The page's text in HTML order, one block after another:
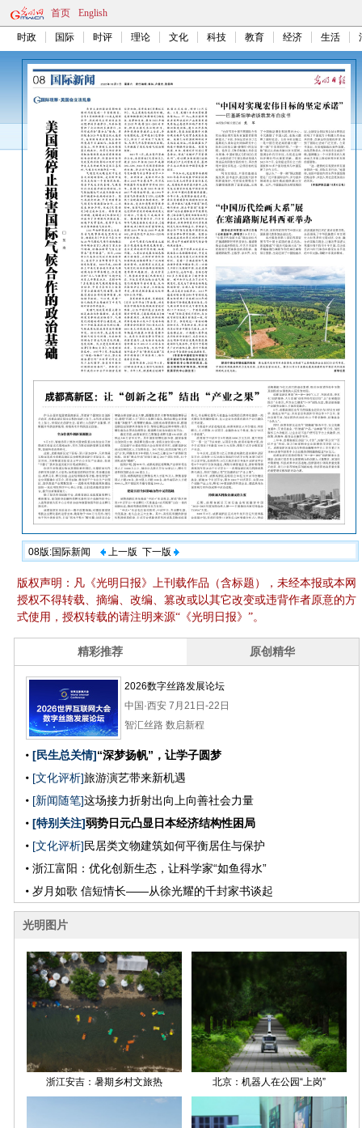
首页 English
时政 国际 时评 理论 文化 科技 教育 经济 生活
08版:国际新闻 上一版 下一版
版权声明：凡《光明日报》上刊载作品（含标题），未经本报或本网
授权不得转载、摘编、改编、篡改或以其它改变或违背作者原意的方
式使用，授权转载的请注明来源“《光明日报》”。